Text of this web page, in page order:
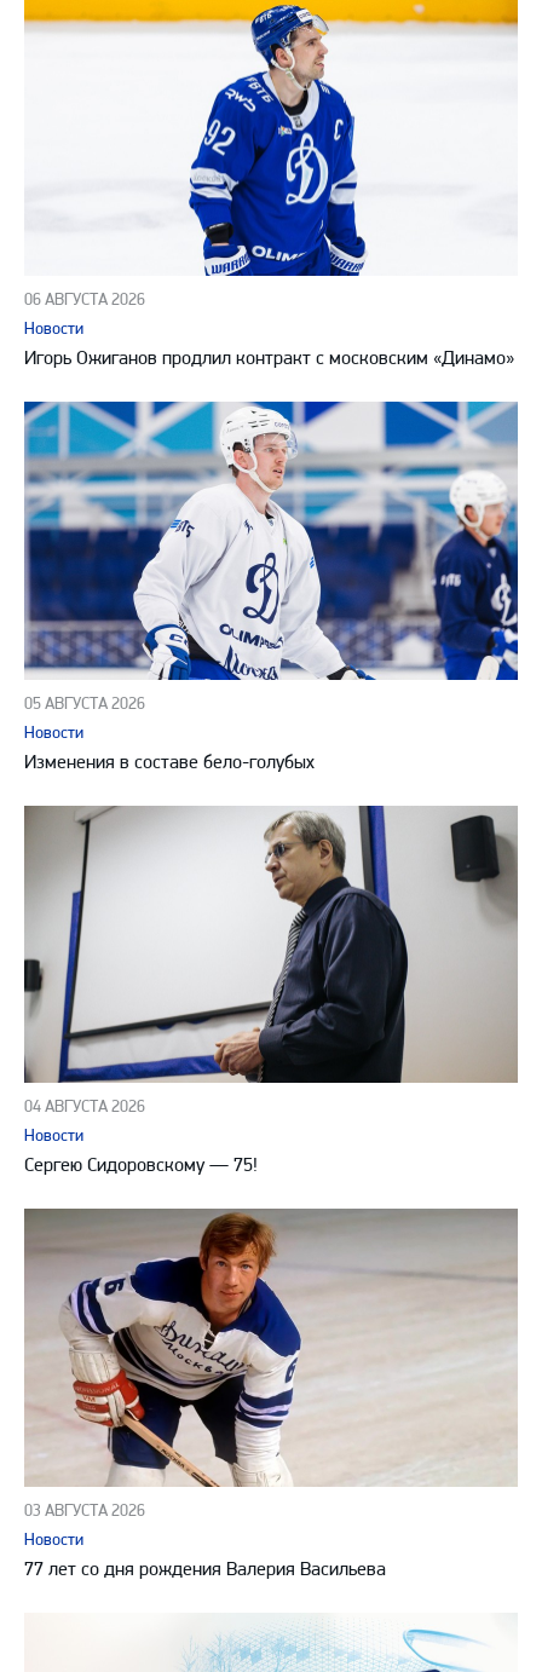
06 АВГУСТА 2026
Новости
Игорь Ожиганов продлил контракт с московским «Динамо»
05 АВГУСТА 2026
Новости
Изменения в составе бело-голубых
04 АВГУСТА 2026
Новости
Сергею Сидоровскому — 75!
03 АВГУСТА 2026
Новости
77 лет со дня рождения Валерия Васильева